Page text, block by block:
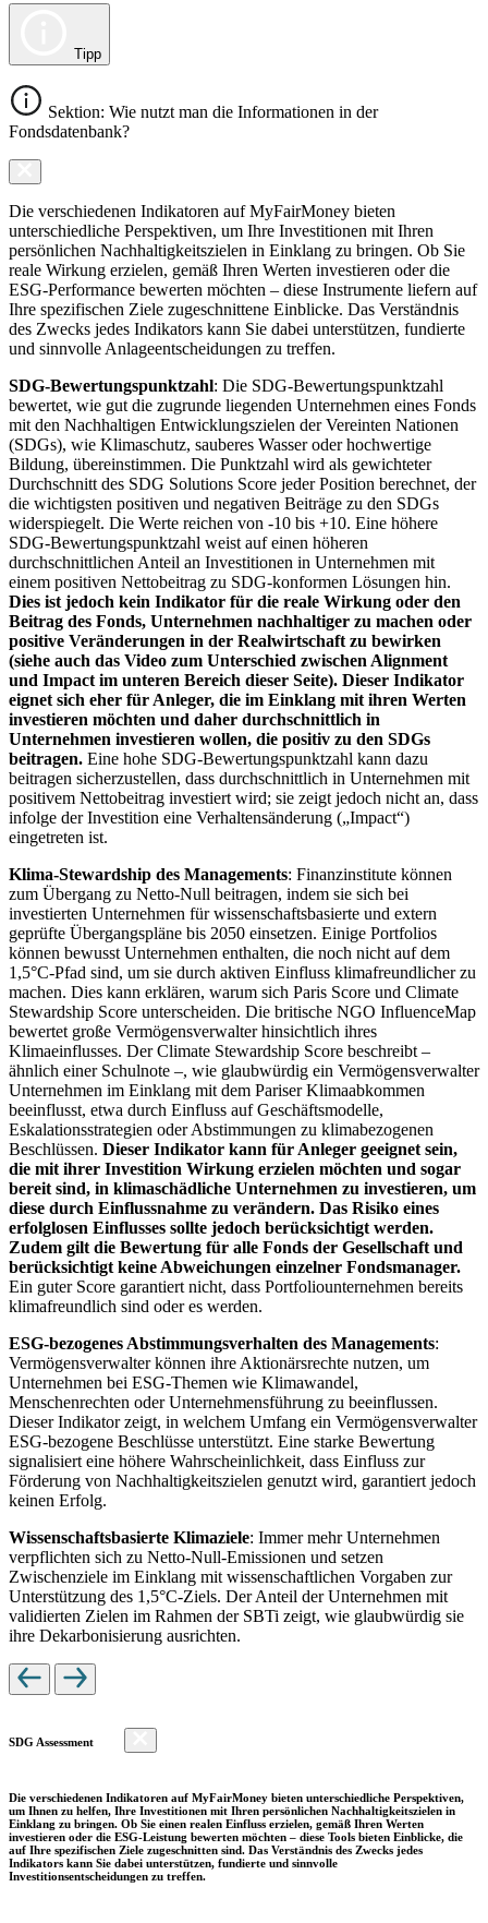
Tipp
Sektion: Wie nutzt man die Informationen in der
Fondsdatenbank?
Die verschiedenen Indikatoren auf MyFairMoney bieten
unterschiedliche Perspektiven, um Ihre Investitionen mit Ihren
persönlichen Nachhaltigkeitszielen in Einklang zu bringen. Ob Sie
reale Wirkung erzielen, gemäß Ihren Werten investieren oder die
ESG-Performance bewerten möchten – diese Instrumente liefern auf
Ihre spezifischen Ziele zugeschnittene Einblicke. Das Verständnis
des Zwecks jedes Indikators kann Sie dabei unterstützen, fundierte
und sinnvolle Anlageentscheidungen zu treffen.
SDG-Bewertungspunktzahl: Die SDG-Bewertungspunktzahl
bewertet, wie gut die zugrunde liegenden Unternehmen eines Fonds
mit den Nachhaltigen Entwicklungszielen der Vereinten Nationen
(SDGs), wie Klimaschutz, sauberes Wasser oder hochwertige
Bildung, übereinstimmen. Die Punktzahl wird als gewichteter
Durchschnitt des SDG Solutions Score jeder Position berechnet, der
die wichtigsten positiven und negativen Beiträge zu den SDGs
widerspiegelt. Die Werte reichen von -10 bis +10. Eine höhere
SDG-Bewertungspunktzahl weist auf einen höheren
durchschnittlichen Anteil an Investitionen in Unternehmen mit
einem positiven Nettobeitrag zu SDG-konformen Lösungen hin.
Dies ist jedoch kein Indikator für die reale Wirkung oder den
Beitrag des Fonds, Unternehmen nachhaltiger zu machen oder
positive Veränderungen in der Realwirtschaft zu bewirken
(siehe auch das Video zum Unterschied zwischen Alignment
und Impact im unteren Bereich dieser Seite). Dieser Indikator
eignet sich eher für Anleger, die im Einklang mit ihren Werten
investieren möchten und daher durchschnittlich in
Unternehmen investieren wollen, die positiv zu den SDGs
beitragen. Eine hohe SDG-Bewertungspunktzahl kann dazu
beitragen sicherzustellen, dass durchschnittlich in Unternehmen mit
positivem Nettobeitrag investiert wird; sie zeigt jedoch nicht an, dass
infolge der Investition eine Verhaltensänderung („Impact“)
eingetreten ist.
Klima-Stewardship des Managements: Finanzinstitute können
zum Übergang zu Netto-Null beitragen, indem sie sich bei
investierten Unternehmen für wissenschaftsbasierte und extern
geprüfte Übergangspläne bis 2050 einsetzen. Einige Portfolios
können bewusst Unternehmen enthalten, die noch nicht auf dem
1,5°C-Pfad sind, um sie durch aktiven Einfluss klimafreundlicher zu
machen. Dies kann erklären, warum sich Paris Score und Climate
Stewardship Score unterscheiden. Die britische NGO InfluenceMap
bewertet große Vermögensverwalter hinsichtlich ihres
Klimaeinflusses. Der Climate Stewardship Score beschreibt –
ähnlich einer Schulnote –, wie glaubwürdig ein Vermögensverwalter
Unternehmen im Einklang mit dem Pariser Klimaabkommen
beeinflusst, etwa durch Einfluss auf Geschäftsmodelle,
Eskalationsstrategien oder Abstimmungen zu klimabezogenen
Beschlüssen. Dieser Indikator kann für Anleger geeignet sein,
die mit ihrer Investition Wirkung erzielen möchten und sogar
bereit sind, in klimaschädliche Unternehmen zu investieren, um
diese durch Einflussnahme zu verändern. Das Risiko eines
erfolglosen Einflusses sollte jedoch berücksichtigt werden.
Zudem gilt die Bewertung für alle Fonds der Gesellschaft und
berücksichtigt keine Abweichungen einzelner Fondsmanager.
Ein guter Score garantiert nicht, dass Portfoliounternehmen bereits
klimafreundlich sind oder es werden.
ESG-bezogenes Abstimmungsverhalten des Managements:
Vermögensverwalter können ihre Aktionärsrechte nutzen, um
Unternehmen bei ESG-Themen wie Klimawandel,
Menschenrechten oder Unternehmensführung zu beeinflussen.
Dieser Indikator zeigt, in welchem Umfang ein Vermögensverwalter
ESG-bezogene Beschlüsse unterstützt. Eine starke Bewertung
signalisiert eine höhere Wahrscheinlichkeit, dass Einfluss zur
Förderung von Nachhaltigkeitszielen genutzt wird, garantiert jedoch
keinen Erfolg.
Wissenschaftsbasierte Klimaziele: Immer mehr Unternehmen
verpflichten sich zu Netto-Null-Emissionen und setzen
Zwischenziele im Einklang mit wissenschaftlichen Vorgaben zur
Unterstützung des 1,5°C-Ziels. Der Anteil der Unternehmen mit
validierten Zielen im Rahmen der SBTi zeigt, wie glaubwürdig sie
ihre Dekarbonisierung ausrichten.
SDG Assessment
Die verschiedenen Indikatoren auf MyFairMoney bieten unterschiedliche Perspektiven,
um Ihnen zu helfen, Ihre Investitionen mit Ihren persönlichen Nachhaltigkeitszielen in
Einklang zu bringen. Ob Sie einen realen Einfluss erzielen, gemäß Ihren Werten
investieren oder die ESG-Leistung bewerten möchten – diese Tools bieten Einblicke, die
auf Ihre spezifischen Ziele zugeschnitten sind. Das Verständnis des Zwecks jedes
Indikators kann Sie dabei unterstützen, fundierte und sinnvolle
Investitionsentscheidungen zu treffen.